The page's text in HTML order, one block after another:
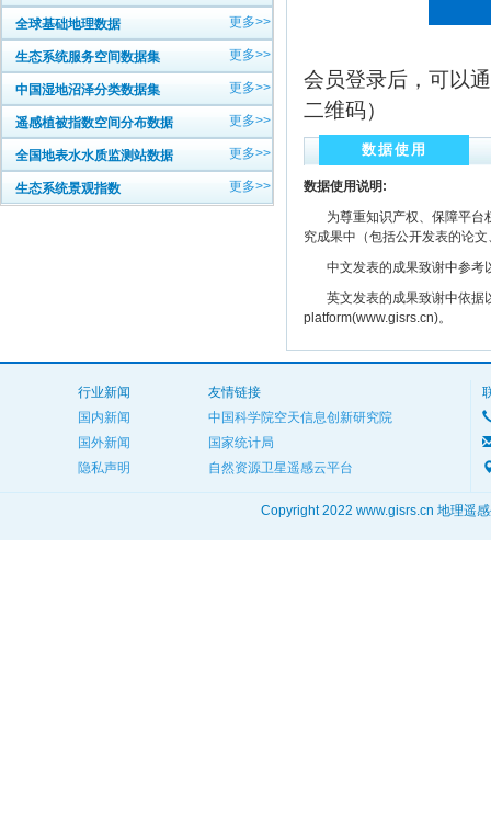
全球基础地理数据 更多>>
生态系统服务空间数据集 更多>>
中国湿地沼泽分类数据集 更多>>
遥感植被指数空间分布数据 更多>>
全国地表水水质监测站数据 更多>>
生态系统景观指数 更多>>
会员登录后，可以
二维码）
数据使用
数据使用说明:
为尊重知识产权、保障平台
究成果中（包括公开发表的论
中文发表的成果致谢中参考
英文发表的成果致谢中依据
platform(www.gisrs.cn)。
行业新闻
国内新闻
国外新闻
隐私声明
友情链接
中国科学院空天信息创新研究院
国家统计局
自然资源卫星遥感云平台
Copyright 2022 www.gisrs.cn 地理遥